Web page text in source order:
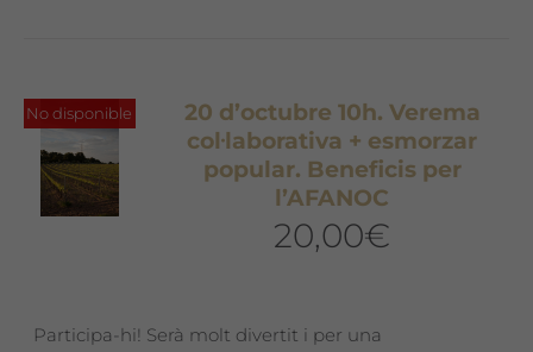
No disponible
20 d’octubre 10h. Verema
col·laborativa + esmorzar
popular. Beneficis per
l’AFANOC
20,00€
Participa-hi! Serà molt divertit i per una